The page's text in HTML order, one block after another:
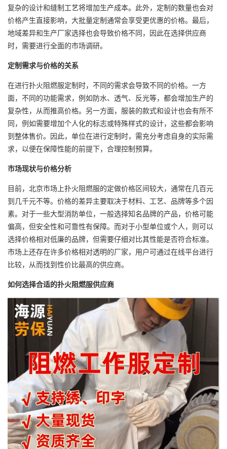
复杂的设计和缝制工艺将增加生产成本。此外，定制的数量也会对
价格产生直接影响，大批量定制通常会享受更优惠的价格。最后，
地域差异和生产厂家选择也会导致价格不同，因此在选择供应商
时，需要进行全面的市场调研。
定制需求与价格的关系
在进行扑火阻燃服定制时，不同的需求会导致不同的价格。一方
面，不同的功能需求，例如防水、透气、反光等，都会增加生产的
复杂性，从而推高价格。另一方面，服装的款式和设计也会有所不
同，例如需要增加个人化的标志或特殊样式的设计，这些都会影响
到整体售价。因此，单位在进行定制时，需充分考虑自身的实际需
求，以便在保障性能的前提下，合理控制预算。
市场现状与价格分析
目前，北京市场上扑火阻燃服的定做价格区间较大，通常在几百元
到几千元不等。价格的差异主要取决于材料、工艺、品牌等多个因
素。对于一些大型消防单位，一般选择知名品牌的产品，价格可能
偏高，但安全性和可靠性有保障。而对于小型单位或个人，则可以
选择价格相对低廉的品牌，但需要仔细对比其性能是否符合标准。
市场上还存在许多价格相对透明的厂家，用户可通过在线平台进行
比较，从而找到性价比最高的供应商。
如何选择合适的扑火阻燃服供应商